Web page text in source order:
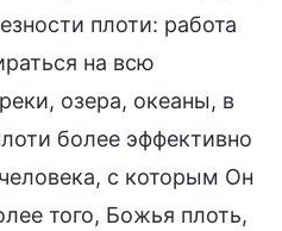
плоти: работа
на всю
озера, океаны, в
более эффективно
с которым Он
того, Божья плоть,